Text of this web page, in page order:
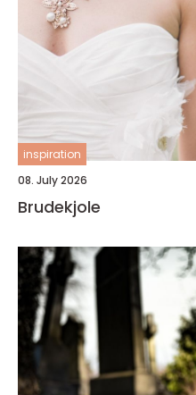
inspiration
08. July 2026
Brudekjole